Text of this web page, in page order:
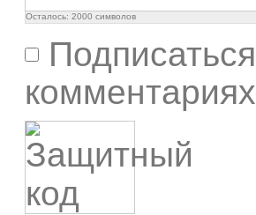
Осталось: 2000 символов
комментариях